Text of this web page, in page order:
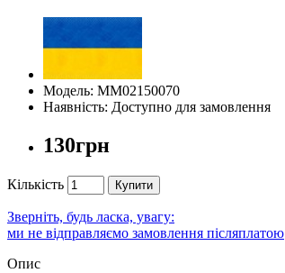
Модель: MM02150070
Наявність: Доступно для замовлення
130грн
Кількість Купити
Зверніть, будь ласка, увагу:
ми не відправляємо замовлення післяплатою
Опис